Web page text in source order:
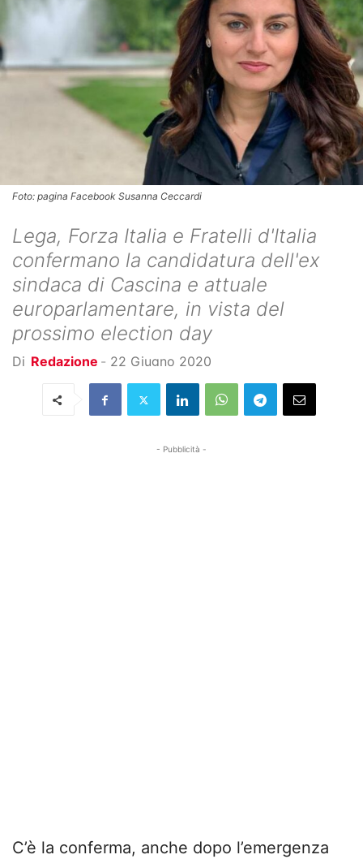
Foto: pagina Facebook Susanna Ceccardi
Lega, Forza Italia e Fratelli d'Italia
confermano la candidatura dell'ex
sindaca di Cascina e attuale
europarlamentare, in vista del
prossimo election day
Di Redazione - 22 Giugno 2020
- Pubblicità -
C’è la conferma, anche dopo l’emergenza